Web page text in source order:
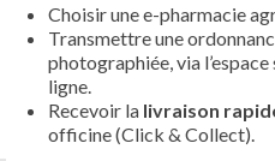
Choisir une e-pharmacie
Transmettre une
photographiée, via
ligne.
Recevoir la livraison
officine (Click & Collect).